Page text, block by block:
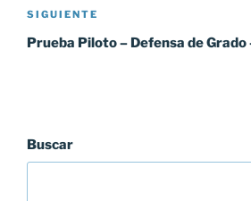
Siguiente
entrada
SIGUIENTE
Prueba Piloto – Defensa de
Buscar